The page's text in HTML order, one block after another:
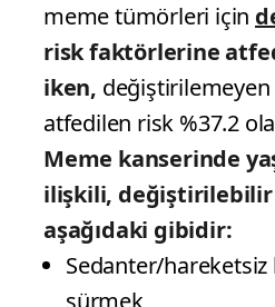
meme tümörleri için
risk faktörlerine
iken,
atfedilen risk %37.2
Meme kanserinde
ilişkili,
aşağıdaki gibidir:
Sedanter/hareketsiz